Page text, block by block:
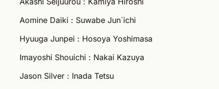
Aomine Daiki : Suwabe Jun`ichi
Hyuuga Junpei : Hosoya Yoshimasa
Imayoshi Shouichi : Nakai Kazuya
Jason Silver : Inada Tetsu